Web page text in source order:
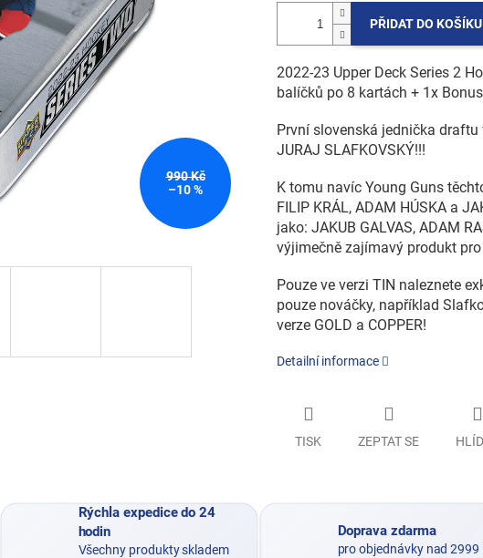
990 Kč
–10 %
PŘIDAT DO KOŠÍKU
2022-23 Upper Deck Series 2
balíčků po 8 kartách + 1x
První slovenská jednička
JURAJ SLAFKOVSKÝ!!!
K tomu navíc Young Guns
FILIP KRÁL, ADAM HÚSKA a
jako: JAKUB GALVAS, ADAM
výjimečně zajímavý produkt
Pouze ve verzi TIN naleznete
pouze nováčky, například
verze GOLD a COPPER!
Detailní informace
TISK ZEPTAT SE
Rýchla expedice do 24
hodin
Všechny produkty skladem
Doprava zdarma
pro objednávky nad 2999